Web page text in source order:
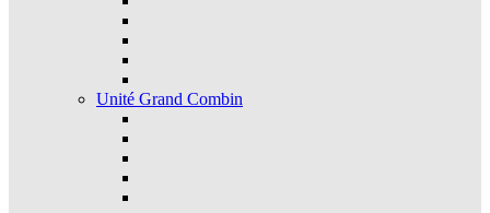
Unité Grand Combin